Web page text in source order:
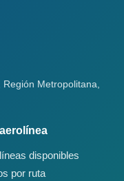
Metropolitana,
disponibles
por ruta